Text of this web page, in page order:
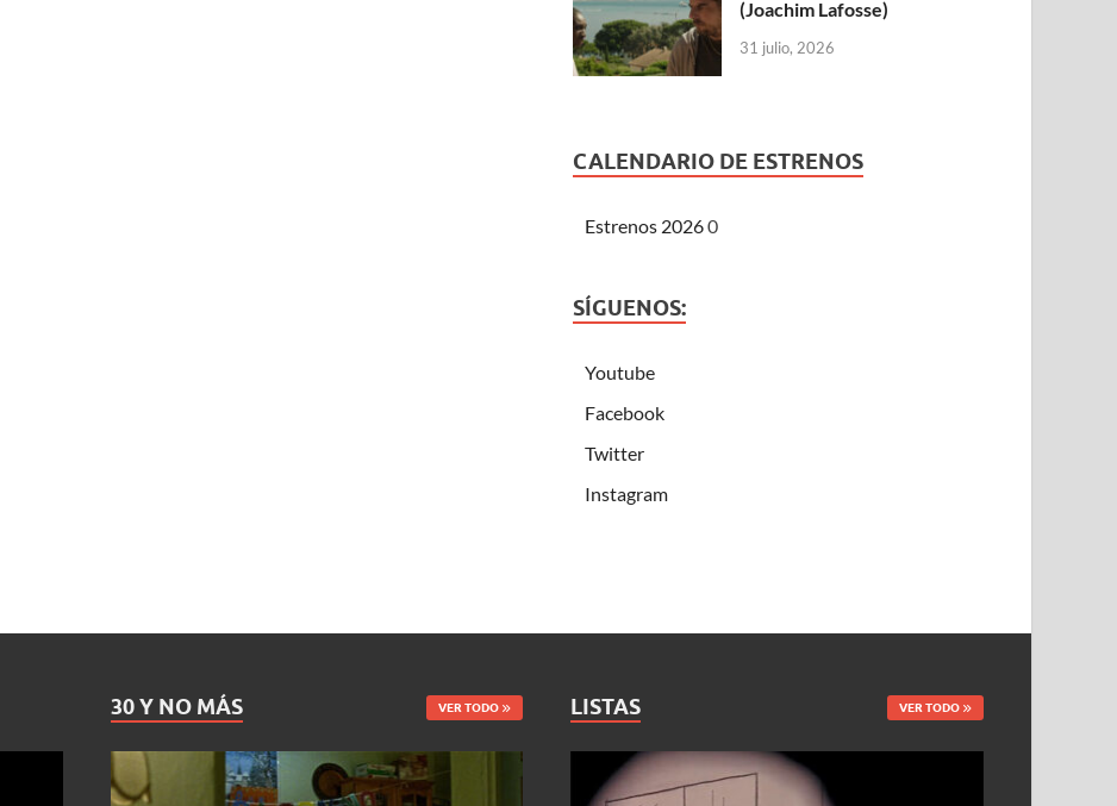
(Joachim Lafosse)
31 julio, 2026
CALENDARIO DE ESTRENOS
Estrenos 20260
SÍGUENOS:
Youtube
Facebook
Twitter
Instagram
30 Y NO MÁS VER TODO LISTAS VER TODO